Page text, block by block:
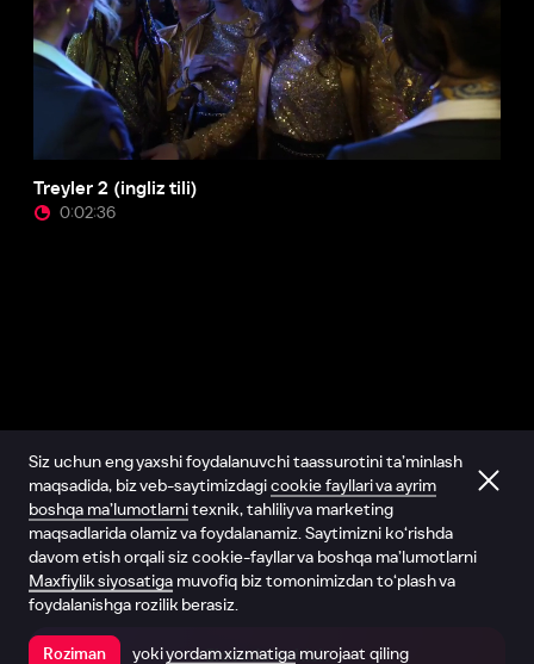
Treyler 2 (ingliz tili)
0:02:36
Ilovada ochish
Siz uchun eng yaxshi foydalanuvchi taassurotini ta’minlash
maqsadida, biz veb-saytimizdagicookie fayllari va ayrim
boshqa ma’lumotlarnitexnik, tahliliy va marketing
maqsadlarida olamiz va foydalanamiz. Saytimizni ko‘rishda
davom etish orqali siz cookie-fayllar va boshqa ma’lumotlarni
Maxfiylik siyosatiga muvofiq biz tomonimizdan to‘plash va
foydalanishga rozilik berasiz.
Roziman yokiyordam xizmatiga murojaat qiling